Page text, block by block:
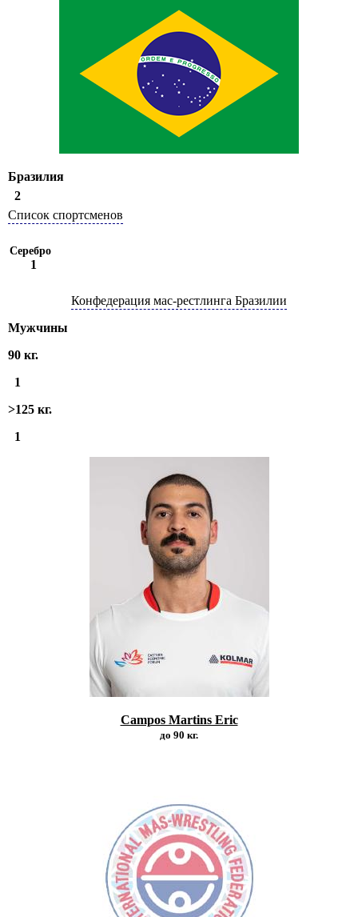
Бразилия
2
Список спортсменов
Серебро
1
Конфедерация мас-рестлинга Бразилии
Мужчины
90 кг.
1
>125 кг.
1
Campos Martins Eric
до 90 кг.